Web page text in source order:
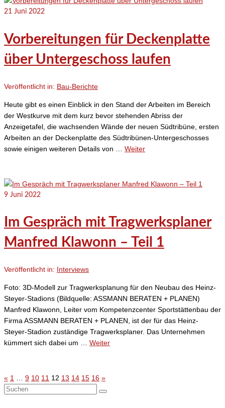
21 Juni 2022
Vorbereitungen für Deckenplatte
über Untergeschoss laufen
Veröffentlicht in: Bau-Berichte
Heute gibt es einen Einblick in den Stand der Arbeiten im Bereich
der Westkurve mit dem kurz bevor stehenden Abriss der
Anzeigetafel, die wachsenden Wände der neuen Südtribüne, ersten
Arbeiten an der Deckenplatte des Südtribünen-Untergeschosses
sowie einigen weiteren Details von … Weiter
9 Juni 2022
Im Gespräch mit Tragwerksplaner
Manfred Klawonn – Teil 1
Veröffentlicht in: Interviews
Foto: 3D-Modell zur Tragwerksplanung für den Neubau des Heinz-
Steyer-Stadions (Bildquelle: ASSMANN BERATEN + PLANEN)
Manfred Klawonn, Leiter vom Kompetenzcenter Sportstättenbau der
Firma ASSMANN BERATEN + PLANEN, ist der für das Heinz-
Steyer-Stadion zuständige Tragwerksplaner. Das Unternehmen
kümmert sich dabei um … Weiter
Seitennummerierung
« 1 … 9 10 11 12 13 14 15 16 »
Suchen